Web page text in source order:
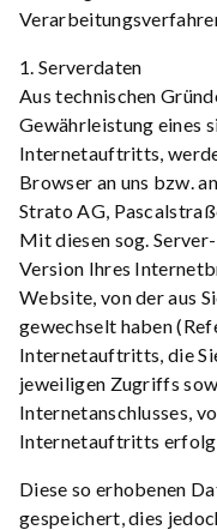
1. Serverdaten
Aus technischen
Gewährleistung eines
Internetauftritts,
Browser an uns bzw.
Strato AG,
Mit diesen sog.
Version Ihres
Website, von der aus
gewechselt haben
Internetauftritts, die
jeweiligen Zugriffs
Internetanschlusses,
Internetauftritts
Diese so erhobenen
gespeichert, dies